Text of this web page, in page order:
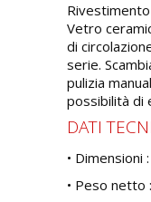
Vetro
di
serie.
pulizia
possibilità di
DATI
•
• Peso netto